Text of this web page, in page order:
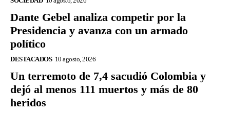
Dante Gebel analiza competir por la
Presidencia y avanza con un armado
político
DESTACADOS 10 agosto, 2026
Un terremoto de 7,4 sacudió Colombia y
dejó al menos 111 muertos y más de 80
heridos